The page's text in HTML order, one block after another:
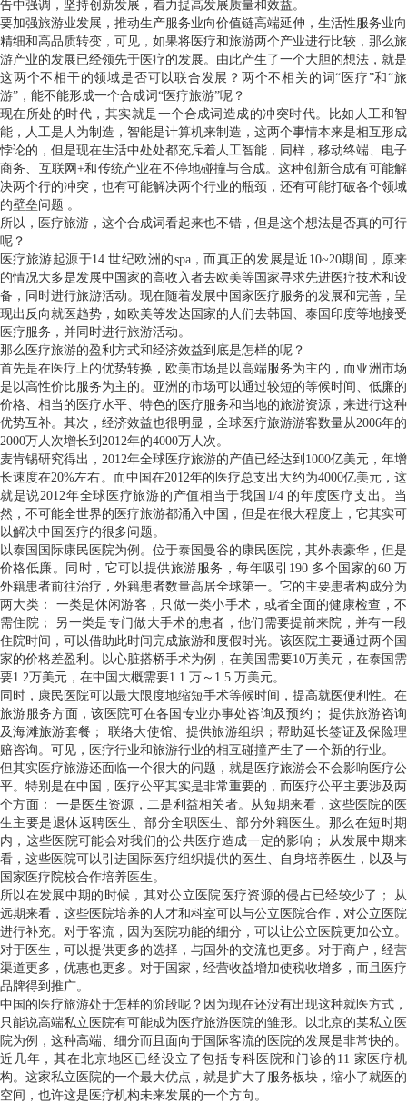
告中强调，坚持创新发展，着力提高发展质量和效益。
要加强旅游业发展，推动生产服务业向价值链高端延伸，生活性服务业向
精细和高品质转变，可见，如果将医疗和旅游两个产业进行比较，那么旅
游产业的发展已经领先于医疗的发展。由此产生了一个大胆的想法，就是
这两个不相干的领域是否可以联合发展？两个不相关的词“医疗”和“旅
游”，能不能形成一个合成词“医疗旅游”呢？
现在所处的时代，其实就是一个合成词造成的冲突时代。比如人工和智
能，人工是人为制造，智能是计算机来制造，这两个事情本来是相互形成
悖论的，但是现在生活中处处都充斥着人工智能，同样，移动终端、电子
商务、互联网+和传统产业在不停地碰撞与合成。这种创新合成有可能解
决两个行的冲突，也有可能解决两个行业的瓶颈，还有可能打破各个领域
的壁垒问题 。
所以，医疗旅游，这个合成词看起来也不错，但是这个想法是否真的可行
呢？
医疗旅游起源于14 世纪欧洲的spa，而真正的发展是近10~20期间，原来
的情况大多是发展中国家的高收入者去欧美等国家寻求先进医疗技术和设
备，同时进行旅游活动。现在随着发展中国家医疗服务的发展和完善，呈
现出反向就医趋势，如欧美等发达国家的人们去韩国、泰国印度等地接受
医疗服务，并同时进行旅游活动。
那么医疗旅游的盈利方式和经济效益到底是怎样的呢？
首先是在医疗上的优势转换，欧美市场是以高端服务为主的，而亚洲市场
是以高性价比服务为主的。亚洲的市场可以通过较短的等候时间、低廉的
价格、相当的医疗水平、特色的医疗服务和当地的旅游资源，来进行这种
优势互补。其次，经济效益也很明显，全球医疗旅游游客数量从2006年的
2000万人次增长到2012年的4000万人次。
麦肯锡研究得出，2012年全球医疗旅游的产值已经达到1000亿美元，年增
长速度在20%左右。而中国在2012年的医疗总支出大约为4000亿美元，这
就是说2012年全球医疗旅游的产值相当于我国1/4 的年度医疗支出。当
然，不可能全世界的医疗旅游都涌入中国，但是在很大程度上，它其实可
以解决中国医疗的很多问题。
以泰国国际康民医院为例。位于泰国曼谷的康民医院，其外表豪华，但是
价格低廉。同时，它可以提供旅游服务，每年吸引190 多个国家的60 万
外籍患者前往治疗，外籍患者数量高居全球第一。它的主要患者构成分为
两大类： 一类是休闲游客，只做一类小手术，或者全面的健康检查，不
需住院； 另一类是专门做大手术的患者，他们需要提前来院，并有一段
住院时间，可以借助此时间完成旅游和度假时光。该医院主要通过两个国
家的价格差盈利。以心脏搭桥手术为例，在美国需要10万美元，在泰国需
要1.2万美元，在中国大概需要1.1 万～1.5 万美元。
同时，康民医院可以最大限度地缩短手术等候时间，提高就医便利性。在
旅游服务方面，该医院可在各国专业办事处咨询及预约； 提供旅游咨询
及海滩旅游套餐； 联络大使馆、提供旅游组织；帮助延长签证及保险理
赔咨询。可见，医疗行业和旅游行业的相互碰撞产生了一个新的行业。
但其实医疗旅游还面临一个很大的问题，就是医疗旅游会不会影响医疗公
平。特别是在中国，医疗公平其实是非常重要的，而医疗公平主要涉及两
个方面： 一是医生资源，二是利益相关者。从短期来看，这些医院的医
生主要是退休返聘医生、部分全职医生、部分外籍医生。那么在短时期
内，这些医院可能会对我们的公共医疗造成一定的影响； 从发展中期来
看，这些医院可以引进国际医疗组织提供的医生、自身培养医生，以及与
国家医疗院校合作培养医生。
所以在发展中期的时候，其对公立医院医疗资源的侵占已经较少了； 从
远期来看，这些医院培养的人才和科室可以与公立医院合作，对公立医院
进行补充。对于客流，因为医院功能的细分，可以让公立医院更加公立。
对于医生，可以提供更多的选择，与国外的交流也更多。对于商户，经营
渠道更多，优惠也更多。对于国家，经营收益增加使税收增多，而且医疗
品牌得到推广。
中国的医疗旅游处于怎样的阶段呢？因为现在还没有出现这种就医方式，
只能说高端私立医院有可能成为医疗旅游医院的雏形。以北京的某私立医
院为例，这种高端、细分而且面向于国际客流的医院的发展是非常快的。
近几年，其在北京地区已经设立了包括专科医院和门诊的11 家医疗机
构。这家私立医院的一个最大优点，就是扩大了服务板块，缩小了就医的
空间，也许这是医疗机构未来发展的一个方向。